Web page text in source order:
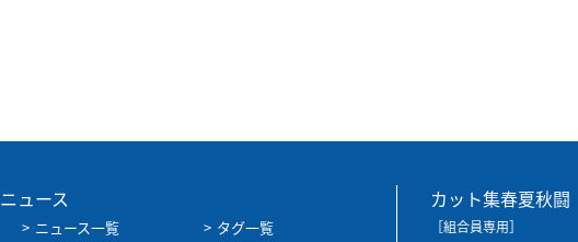
ニュース
ニュース一覧
タグ一覧
カット集春夏秋闘
［組合員専用］